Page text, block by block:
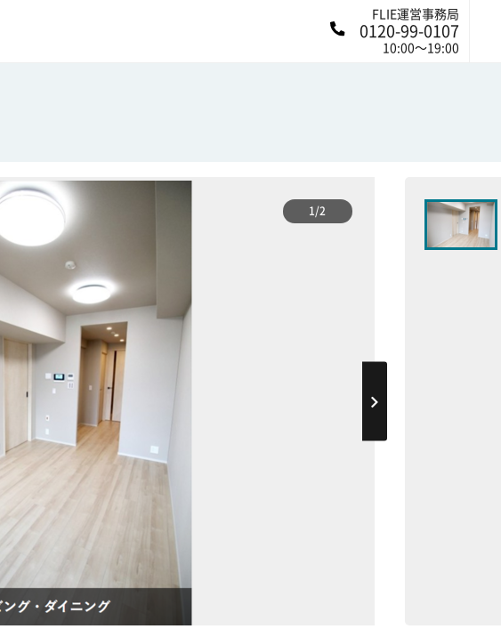
FLIE運営事務局
0120-99-0107
10:00〜19:00
1/2